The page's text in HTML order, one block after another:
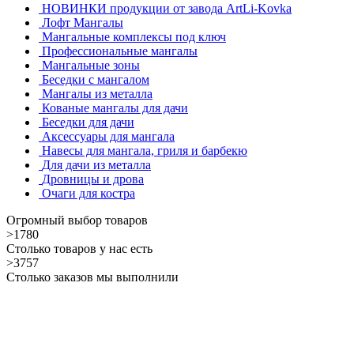
НОВИНКИ продукции от завода ArtLi-Kovka
Лофт Мангалы
Мангальные комплексы под ключ
Профессиональные мангалы
Мангальные зоны
Беседки с мангалом
Мангалы из металла
Кованые мангалы для дачи
Беседки для дачи
Аксессуары для мангала
Навесы для мангала, гриля и барбекю
Для дачи из металла
Дровницы и дрова
Очаги для костра
Огромный выбор товаров
>1780
Столько товаров у нас есть
>3757
Столько заказов мы выполнили